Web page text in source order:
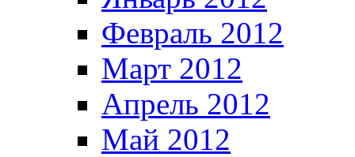
Февраль 2012
Март 2012
Апрель 2012
Май 2012